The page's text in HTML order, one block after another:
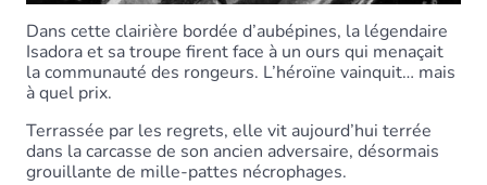
Dans cette clairière bordée d’aubépines, la légendaire
Isadora et sa troupe firent face à un ours qui menaçait
la communauté des rongeurs. L’héroïne vainquit… mais
à quel prix.
Terrassée par les regrets, elle vit aujourd’hui terrée
dans la carcasse de son ancien adversaire, désormais
grouillante de mille-pattes nécrophages.